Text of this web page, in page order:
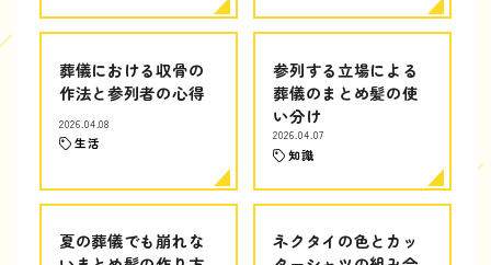
葬儀における収骨の
作法と参列者の心得
2026.04.08
生活
参列する立場による
葬儀のまとめ髪の使
い分け
2026.04.07
知識
夏の葬儀でも崩れな
ネクタイの色とカッ